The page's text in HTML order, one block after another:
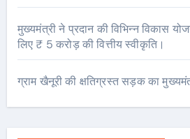
मुख्यमंत्री ने प्रदान की विभिन्न विकास
लिए ₹ 5 करोड़ की वित्तीय स्वीकृति।
ग्राम खैनूरी की क्षतिग्रस्त सड़क का